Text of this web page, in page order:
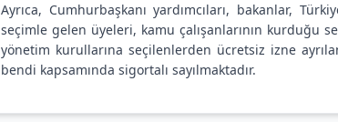
Ayrıca, Cumhurbaşkanı yardımcıları, bakanlar,
seçimle gelen üyeleri, kamu çalışanlarının kurduğu
yönetim kurullarına seçilenlerden ücretsiz izne
bendi kapsamında sigortalı sayılmaktadır.